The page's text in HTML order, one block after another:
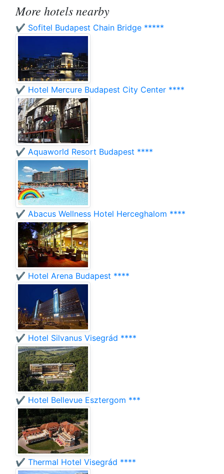
More hotels nearby
✔️ Sofitel Budapest Chain Bridge *****
✔️ Hotel Mercure Budapest City Center ****
✔️ Aquaworld Resort Budapest ****
✔️ Abacus Wellness Hotel Herceghalom ****
✔️ Hotel Arena Budapest ****
✔️ Hotel Silvanus Visegrád ****
✔️ Hotel Bellevue Esztergom ***
✔️ Thermal Hotel Visegrád ****